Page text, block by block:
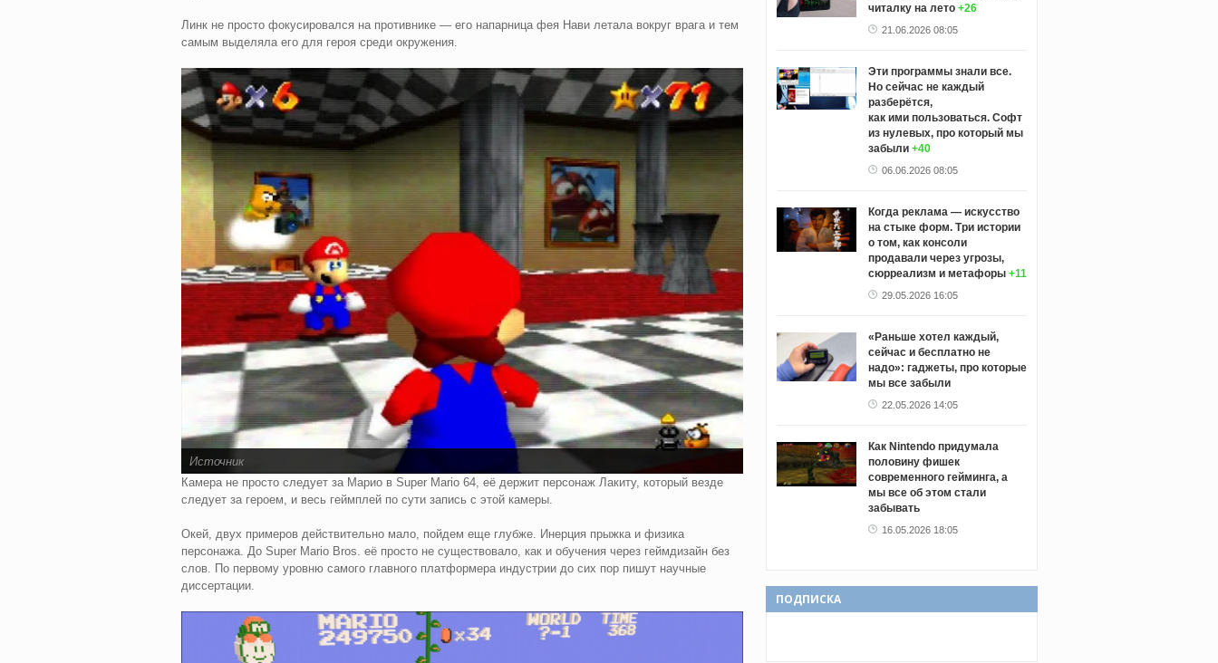
Линк не просто фокусировался на противнике — его напарница фея Нави летала вокруг врага и тем
самым выделяла его для героя среди окружения.
Источник
Камера не просто следует за Марио в Super Mario 64, её держит персонаж Лакиту, который везде
следует за героем, и весь геймплей по сути запись с этой камеры.
Окей, двух примеров действительно мало, пойдем еще глубже. Инерция прыжка и физика
персонажа. До Super Mario Bros. её просто не существовало, как и обучения через геймдизайн без
слов. По первому уровню самого главного платформера индустрии до сих пор пишут научные
диссертации.
читалку на лето +26
21.06.2026 08:05
Эти программы знали все.
Но сейчас не каждый
разберётся,
как ими пользоваться. Софт
из нулевых, про который мы
забыли +40
06.06.2026 08:05
Когда реклама — искусство
на стыке форм. Три истории
о том, как консоли
продавали через угрозы,
сюрреализм и метафоры +11
29.05.2026 16:05
«Раньше хотел каждый,
сейчас и бесплатно не
надо»: гаджеты, про которые
мы все забыли
22.05.2026 14:05
Как Nintendo придумала
половину фишек
современного гейминга, а
мы все об этом стали
забывать
16.05.2026 18:05
ПОДПИСКА